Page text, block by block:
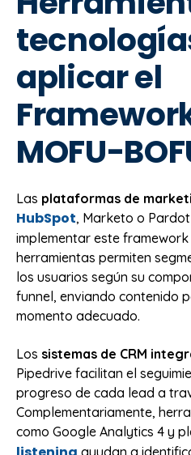
aplicar el
MOFU-
Las plataformas de
HubSpot, Marketo o
implementar este
herramientas permiten
los usuarios según su
funnel, enviando contenido
momento adecuado.
Los sistemas de CRM
Pipedrive facilitan el
progreso de cada lead a
Complementariamente,
como Google Analytics 4 y
ayudan a